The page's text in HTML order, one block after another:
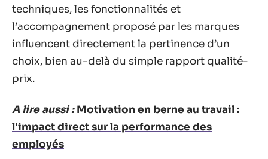
techniques, les fonctionnalités et
l’accompagnement proposé par les marques
influencent directement la pertinence d’un
choix, bien au-delà du simple rapport qualité-
prix.
A lire aussi : Motivation en berne au travail :
l'impact direct sur la performance des
employés